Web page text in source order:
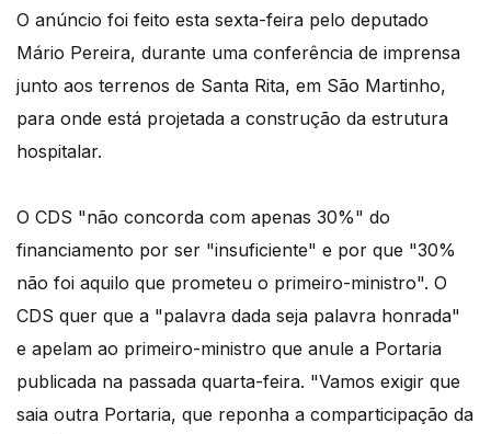
O anúncio foi feito esta sexta-feira pelo deputado
Mário Pereira, durante uma conferência de imprensa
junto aos terrenos de Santa Rita, em São Martinho,
para onde está projetada a construção da estrutura
hospitalar.
O CDS "não concorda com apenas 30%" do
financiamento por ser "insuficiente" e por que "30%
não foi aquilo que prometeu o primeiro-ministro". O
CDS quer que a "palavra dada seja palavra honrada"
e apelam ao primeiro-ministro que anule a Portaria
publicada na passada quarta-feira. "Vamos exigir que
saia outra Portaria, que reponha a comparticipação da